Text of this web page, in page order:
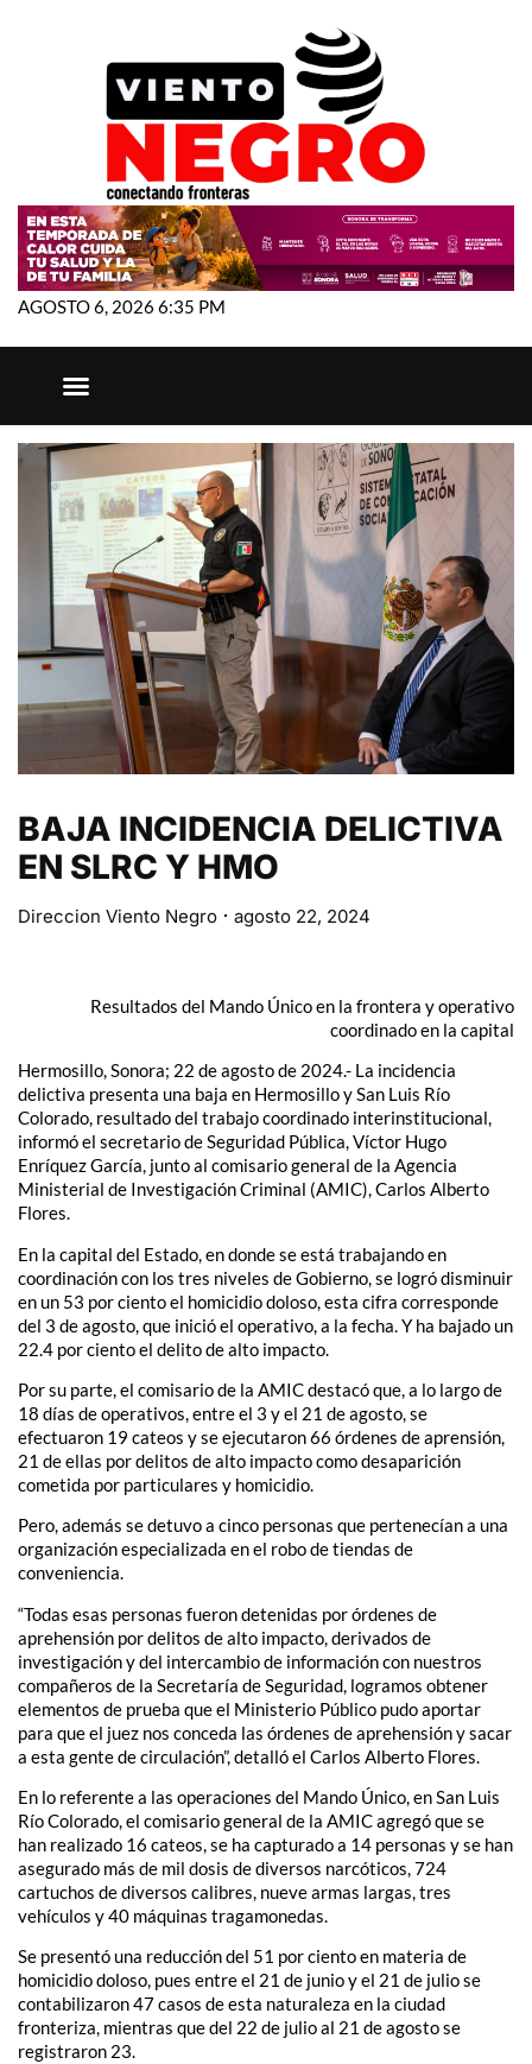
AGOSTO 6, 2026 6:35 PM
BAJA INCIDENCIA DELICTIVA
EN SLRC Y HMO
Direccion Viento Negro agosto 22, 2024
Resultados del Mando Único en la frontera y operativo
coordinado en la capital
Hermosillo, Sonora; 22 de agosto de 2024.- La incidencia
delictiva presenta una baja en Hermosillo y San Luis Río
Colorado, resultado del trabajo coordinado interinstitucional,
informó el secretario de Seguridad Pública, Víctor Hugo
Enríquez García, junto al comisario general de la Agencia
Ministerial de Investigación Criminal (AMIC), Carlos Alberto
Flores.
En la capital del Estado, en donde se está trabajando en
coordinación con los tres niveles de Gobierno, se logró disminuir
en un 53 por ciento el homicidio doloso, esta cifra corresponde
del 3 de agosto, que inició el operativo, a la fecha. Y ha bajado un
22.4 por ciento el delito de alto impacto.
Por su parte, el comisario de la AMIC destacó que, a lo largo de
18 días de operativos, entre el 3 y el 21 de agosto, se
efectuaron 19 cateos y se ejecutaron 66 órdenes de aprensión,
21 de ellas por delitos de alto impacto como desaparición
cometida por particulares y homicidio.
Pero, además se detuvo a cinco personas que pertenecían a una
organización especializada en el robo de tiendas de
conveniencia.
“Todas esas personas fueron detenidas por órdenes de
aprehensión por delitos de alto impacto, derivados de
investigación y del intercambio de información con nuestros
compañeros de la Secretaría de Seguridad, logramos obtener
elementos de prueba que el Ministerio Público pudo aportar
para que el juez nos conceda las órdenes de aprehensión y sacar
a esta gente de circulación”, detalló el Carlos Alberto Flores.
En lo referente a las operaciones del Mando Único, en San Luis
Río Colorado, el comisario general de la AMIC agregó que se
han realizado 16 cateos, se ha capturado a 14 personas y se han
asegurado más de mil dosis de diversos narcóticos, 724
cartuchos de diversos calibres, nueve armas largas, tres
vehículos y 40 máquinas tragamonedas.
Se presentó una reducción del 51 por ciento en materia de
homicidio doloso, pues entre el 21 de junio y el 21 de julio se
contabilizaron 47 casos de esta naturaleza en la ciudad
fronteriza, mientras que del 22 de julio al 21 de agosto se
registraron 23.